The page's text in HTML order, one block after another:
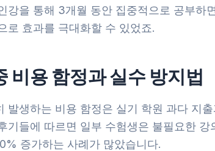
강을 통해 3개월 동안 집중적으로 공부하
로 효과를 극대화할 수 있었죠.
비용 함정과 실수 방지법
발생하는 비용 함정은 실기 학원 과다 지
기들에 따르면 일부 수험생은 불필요한 강
증가하는 사례가 많았습니다.